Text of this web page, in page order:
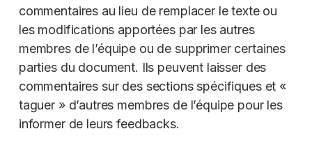
commentaires au lieu de remplacer le texte ou
les modifications apportées par les autres
membres de l’équipe ou de supprimer certaines
parties du document. Ils peuvent laisser des
commentaires sur des sections spécifiques et «
taguer » d’autres membres de l’équipe pour les
informer de leurs feedbacks.